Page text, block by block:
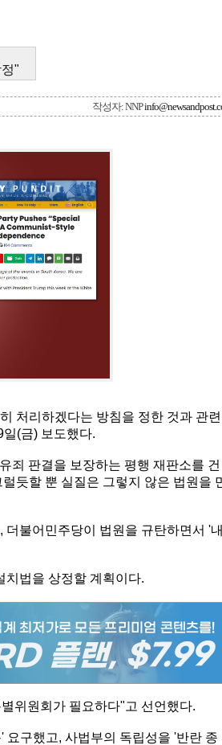
"
작성자: NNP
처리하겠다는 방침을 정한 것과 관련
(금) 보도했다.
죄 판결을 보장하는 평행 재판소를 건
듯할 뿐 실질은 그렇지 않은 법원을
불어민주당이 법원을 규탄하면서 '
치법을 상정할 계획이다.
위원회가 필요하다"고 선언했다.
구했고, 사법부의 독립성을 '반란 종